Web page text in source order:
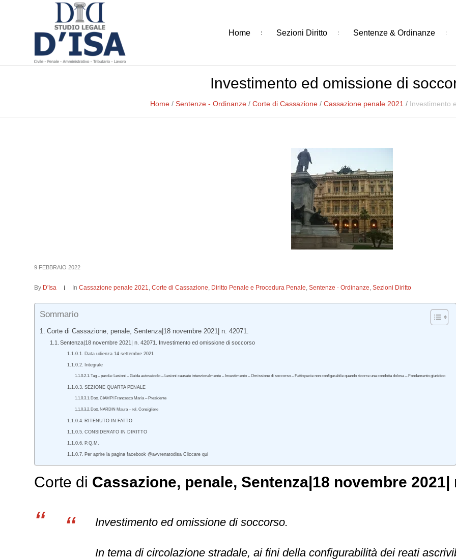
Home Sezioni Diritto Sentenze & Ordinanze
Investimento ed omissione di
Home / Sentenze - Ordinanze / Corte di Cassazione / Cassazione penale 2021 / Investimento
9 FEBBRAIO 2022
By D'Isa InCassazione penale 2021,Corte di Cassazione, Diritto Penale e Procedura Penale,Sentenze - Ordinanze,Sezioni Diritto
Sommario
Corte di Cassazione, penale, Sentenza|18 novembre 2021| n. 42071.
Sentenza|18 novembre 2021| n. 42071. Investimento ed omissione di soccorso
Data udienza 14 settembre 2021
Integrale
Tag – parola: Lesioni – Guida autoveicolo – Lesioni causate intenzionalmente – Investimento – Omissione di soccorso – Fattispecie non configurabile quando ricorre una condotta dolosa – Fondamento giuridico
SEZIONE QUARTA PENALE
Dott. CIAMPI Francesco Maria – Presidente
Dott. NARDIN Maura – rel. Consigliere
RITENUTO IN FATTO
CONSIDERATO IN DIRITTO
P.Q.M.
Per aprire la pagina facebook @avvrenatodisa Cliccare qui
Corte di Cassazione, penale, Sentenza|18 novembre 2021|
Investimento ed omissione di soccorso.
In tema di circolazione stradale, ai fini della configurabilità dei reati